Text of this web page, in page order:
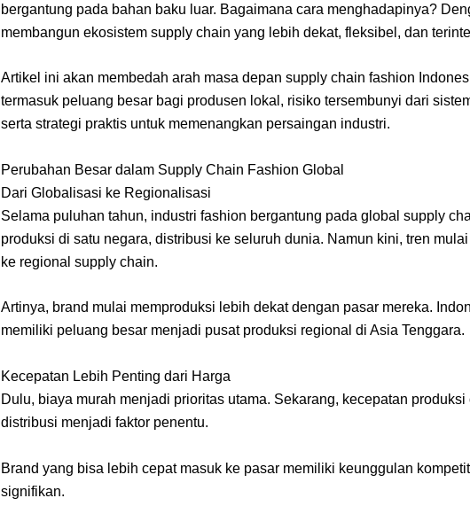
bergantung pada bahan baku luar. Bagaimana cara menghadapinya?
membangun ekosistem supply chain yang lebih dekat, fleksibel, dan
Artikel ini akan membedah arah masa depan supply chain fashion
termasuk peluang besar bagi produsen lokal, risiko tersembunyi dari
serta strategi praktis untuk memenangkan persaingan industri.
Perubahan Besar dalam Supply Chain Fashion Global
Dari Globalisasi ke Regionalisasi
Selama puluhan tahun, industri fashion bergantung pada global supply
produksi di satu negara, distribusi ke seluruh dunia. Namun kini, tren
ke regional supply chain.
Artinya, brand mulai memproduksi lebih dekat dengan pasar mereka.
memiliki peluang besar menjadi pusat produksi regional di Asia Tenggara.
Kecepatan Lebih Penting dari Harga
Dulu, biaya murah menjadi prioritas utama. Sekarang, kecepatan produksi
distribusi menjadi faktor penentu.
Brand yang bisa lebih cepat masuk ke pasar memiliki keunggulan
signifikan.